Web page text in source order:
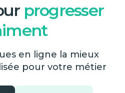
progresser
en ligne la mieux
pour votre métier